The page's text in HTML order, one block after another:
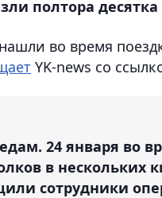
полтора
во время
YK-news со
24 января во
в нескольких
сотрудники